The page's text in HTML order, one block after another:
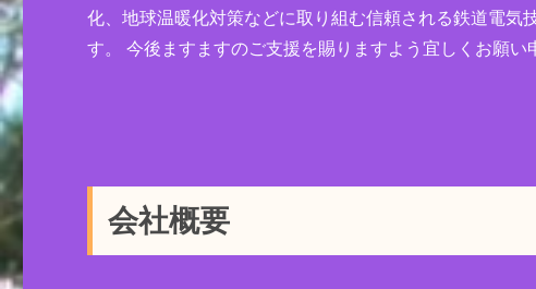
化、地球温暖化対策などに取り組む信頼される鉄道電気
す。 今後ますますのご支援を賜りますよう宜しくお願い
会社概要